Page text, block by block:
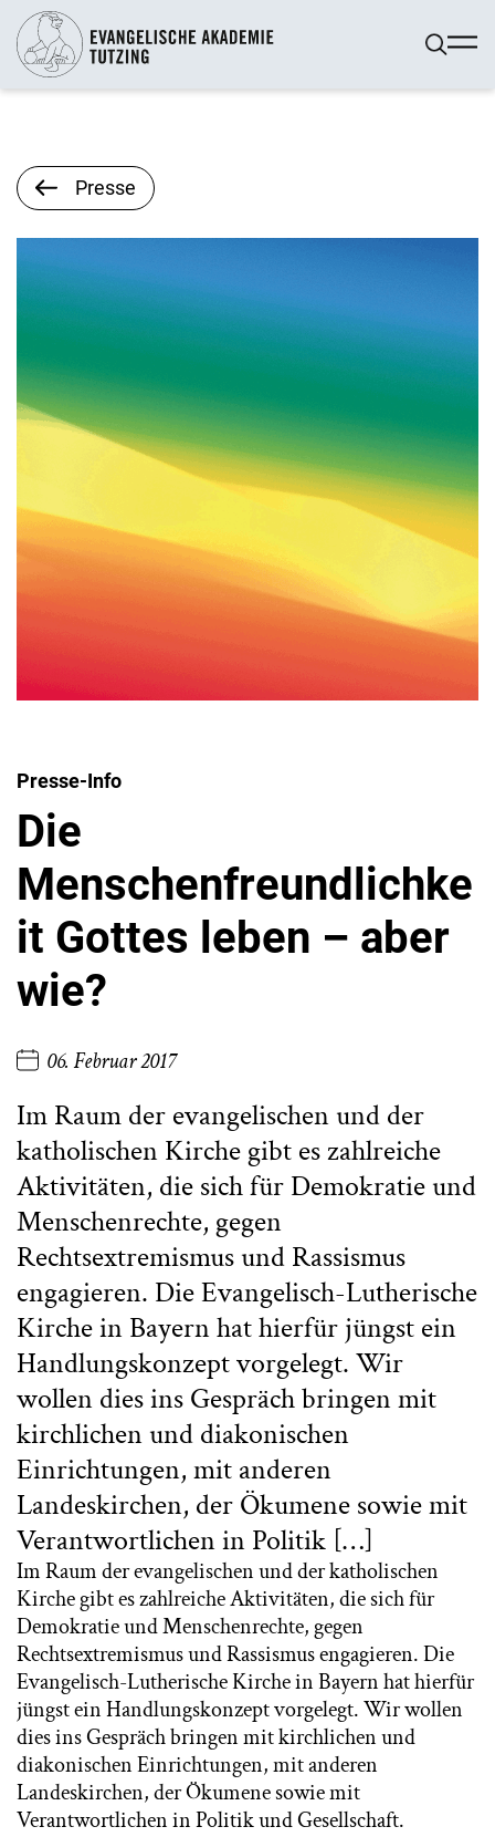
Presse
Presse-Info
Die
Menschenfreundlichke
it Gottes leben – aber
wie?
06. Februar 2017
Im Raum der evangelischen und der
katholischen Kirche gibt es zahlreiche
Aktivitäten, die sich für Demokratie und
Menschenrechte, gegen
Rechtsextremismus und Rassismus
engagieren. Die Evangelisch-Lutherische
Kirche in Bayern hat hierfür jüngst ein
Handlungskonzept vorgelegt. Wir
wollen dies ins Gespräch bringen mit
kirchlichen und diakonischen
Einrichtungen, mit anderen
Landeskirchen, der Ökumene sowie mit
Verantwortlichen in Politik […]
Im Raum der evangelischen und der katholischen
Kirche gibt es zahlreiche Aktivitäten, die sich für
Demokratie und Menschenrechte, gegen
Rechtsextremismus und Rassismus engagieren. Die
Evangelisch-Lutherische Kirche in Bayern hat hierfür
jüngst ein Handlungskonzept vorgelegt. Wir wollen
dies ins Gespräch bringen mit kirchlichen und
diakonischen Einrichtungen, mit anderen
Landeskirchen, der Ökumene sowie mit
Verantwortlichen in Politik und Gesellschaft.